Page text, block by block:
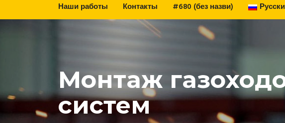
Наши работы Контакты #680 (без назви)
Монтаж
систем